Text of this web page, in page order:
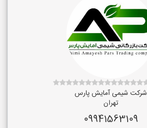
شرکت شیمی آمایش پارس
تهران
09941563109